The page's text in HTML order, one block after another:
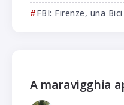
FBI: Firenze, una
A maravigghia